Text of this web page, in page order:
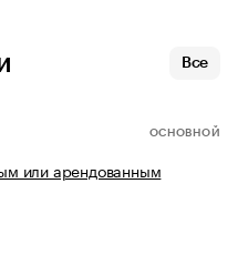
Все
ОСНОВНОЙ
или арендованным